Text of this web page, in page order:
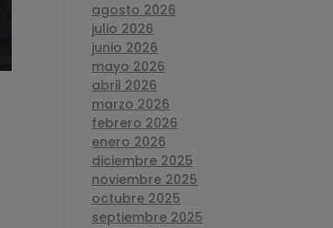
agosto 2026
julio 2026
junio 2026
mayo 2026
abril 2026
marzo 2026
febrero 2026
enero 2026
diciembre 2025
noviembre 2025
octubre 2025
septiembre 2025